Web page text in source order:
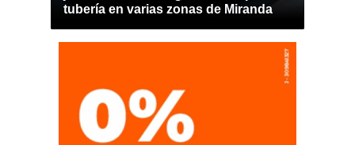
tubería en varias zonas de Miranda